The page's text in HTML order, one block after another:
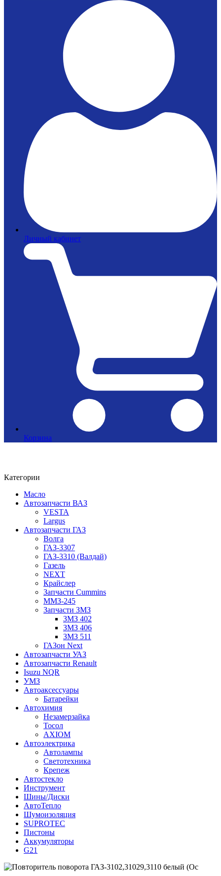
Личный кабинет
Корзина
Категории
Масло
Автозапчасти ВАЗ
VESTA
Largus
Автозапчасти ГАЗ
Волга
ГАЗ-3307
ГАЗ-3310 (Валдай)
Газель
NEXT
Крайслер
Запчасти Cummins
ММЗ-245
Запчасти ЗМЗ
ЗМЗ 402
ЗМЗ 406
ЗМЗ 511
ГАЗон Next
Автозапчасти УАЗ
Автозапчасти Renault
Isuzu NQR
УМЗ
Автоаксессуары
Батарейки
Автохимия
Незамерзайка
Тосол
AXIOM
Автоэлектрика
Автолампы
Светотехника
Крепеж
Автостекло
Инструмент
Шины/Диски
АвтоТепло
Шумоизоляция
SUPROTEC
Пистоны
Аккумуляторы
G21